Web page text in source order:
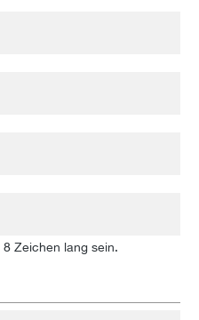
Zeichen lang sein.